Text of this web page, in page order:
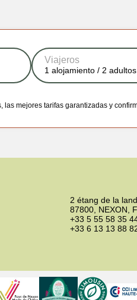
Viajeros
1 alojamiento / 2 adultos
las mejores tarifas garantizadas y
2 étang de la
87800, NEXON,
+33 5 55 58 35
+33 6 13 13 88